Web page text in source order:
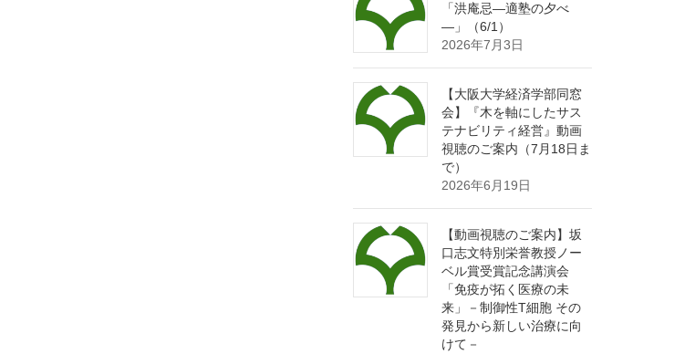
「洪庵忌―適塾の夕べ
―」（6/1）
2026年7月3日
【大阪大学経済学部同窓
会】『木を軸にしたサス
テナビリティ経営』動画
視聴のご案内（7月18日ま
で）
2026年6月19日
【動画視聴のご案内】坂
口志文特別栄誉教授ノー
ベル賞受賞記念講演会
「免疫が拓く医療の未
来」－制御性T細胞 その
発見から新しい治療に向
けて－